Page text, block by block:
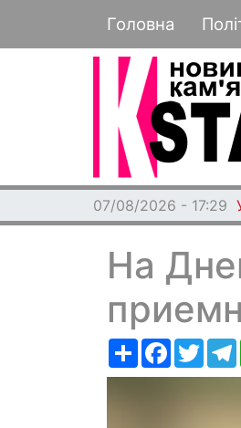
Головна
07/08/2026 - 17:29
На
РесурсFacebook